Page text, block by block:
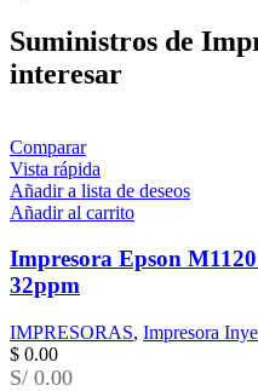
Suministros de
interesar
Comparar
Vista rápida
Añadir a lista de deseos
Añadir al carrito
Impresora Epson
32ppm
IMPRESORAS, Impresora
$ 0.00
S/ 0.00